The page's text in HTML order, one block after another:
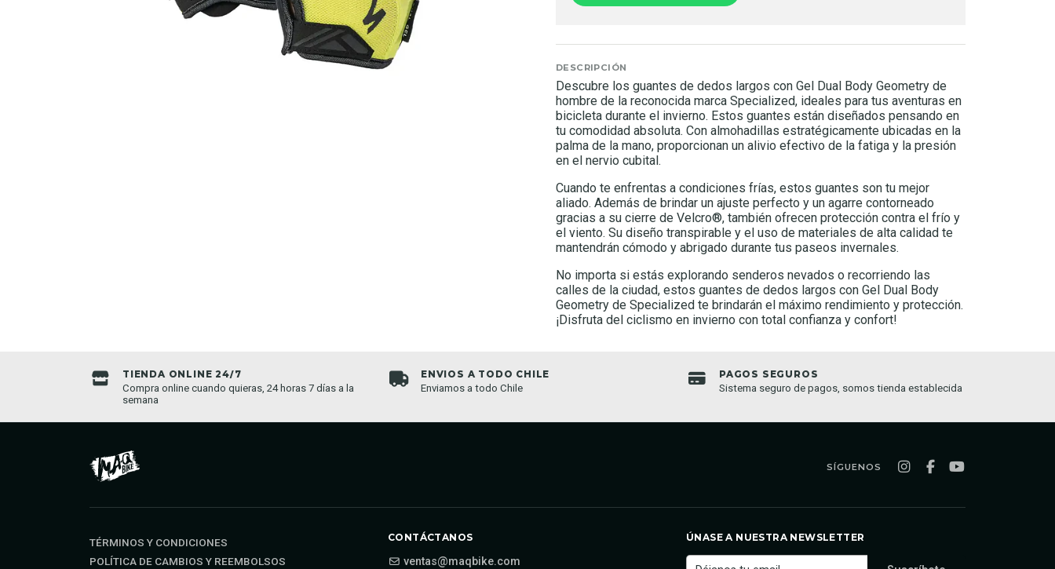
DESCRIPCIÓN
Descubre los guantes de dedos largos con Gel Dual Body Geometry de
hombre de la reconocida marca Specialized, ideales para tus aventuras en
bicicleta durante el invierno. Estos guantes están diseñados pensando en
tu comodidad absoluta. Con almohadillas estratégicamente ubicadas en la
palma de la mano, proporcionan un alivio efectivo de la fatiga y la presión
en el nervio cubital.
Cuando te enfrentas a condiciones frías, estos guantes son tu mejor
aliado. Además de brindar un ajuste perfecto y un agarre contorneado
gracias a su cierre de Velcro®, también ofrecen protección contra el frío y
el viento. Su diseño transpirable y el uso de materiales de alta calidad te
mantendrán cómodo y abrigado durante tus paseos invernales.
No importa si estás explorando senderos nevados o recorriendo las
calles de la ciudad, estos guantes de dedos largos con Gel Dual Body
Geometry de Specialized te brindarán el máximo rendimiento y protección.
¡Disfruta del ciclismo en invierno con total confianza y confort!
TIENDA ONLINE 24/7
Compra online cuando quieras, 24 horas 7 días a la
semana
ENVIOS A TODO CHILE
Enviamos a todo Chile
PAGOS SEGUROS
Sistema seguro de pagos, somos tienda establecida
SÍGUENOS
TÉRMINOS Y CONDICIONES
POLÍTICA DE CAMBIOS Y REEMBOLSOS
CONTÁCTANOS
ventas@maqbike.com
ÚNASE A NUESTRA NEWSLETTER